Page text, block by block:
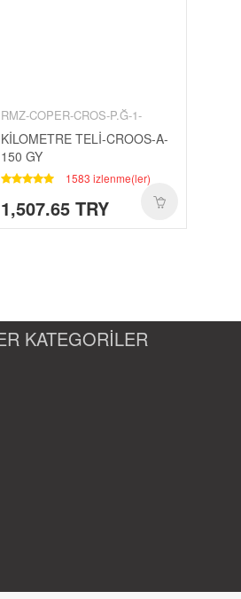
RMZ-COPER-CROS-P.Ğ-1-
KİLOMETRE TELİ-CROOS-A-
150 GY
1583 izlenme(ler)
1,507.65 TRY
KATEGORİLER